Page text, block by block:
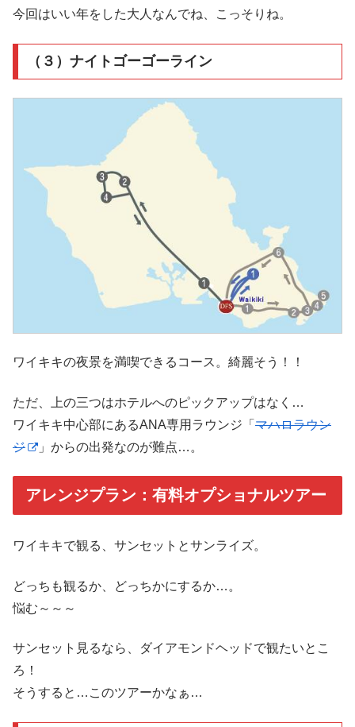
今回はいい年をした大人なんでね、こっそりね。
（３）ナイトゴーゴーライン
ワイキキの夜景を満喫できるコース。綺麗そう！！
ただ、上の三つはホテルへのピックアップはなく…
ワイキキ中心部にあるANA専用ラウンジ「 マハロラウン
ジ
」からの出発なのが難点…。
アレンジプラン：有料オプショナルツアー
ワイキキで観る、サンセットとサンライズ。
どっちも観るか、どっちかにするか…。
悩む～～～
サンセット見るなら、ダイアモンドヘッドで観たいとこ
ろ！
そうすると…このツアーかなぁ…